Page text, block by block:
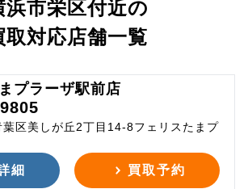
浜市栄区付近の
取対応店舗一覧
プラーザ駅前店
葉区美しが丘2丁目14-8フェリスたまプ
細 買取予約